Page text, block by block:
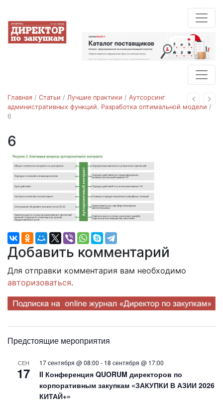
Назад
Главная / Статьи / Лучшие практики / Аутсорсинг
административных функций. Разработка оптимальной модели /
6
6
Добавить комментарий
Для отправки комментария вам необходимо
авторизоваться.
Предстоящие мероприятия
СЕН
17
17 сентября @ 08:00 - 18 сентября @ 17:00
II Конференция QUORUM директоров по
корпоративным закупкам «ЗАКУПКИ В АЗИИ 2026
КИТАЙ+»